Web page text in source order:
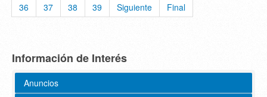
36
37 38 39 Siguiente Final
Información de Interés
Anuncios